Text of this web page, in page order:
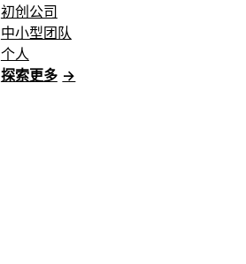
初创公司
中小型团队
个人
探索更多 →